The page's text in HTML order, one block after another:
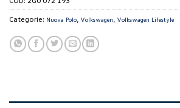
Categorie: Nuova Polo, Volkswagen, Volkswagen Lifestyle